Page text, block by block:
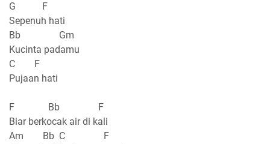
G F
Sepenuh hati
Bb Gm
Kucinta padamu
C F
Pujaan hati
F Bb F
Biar berkocak air di kali
Am Bb C F